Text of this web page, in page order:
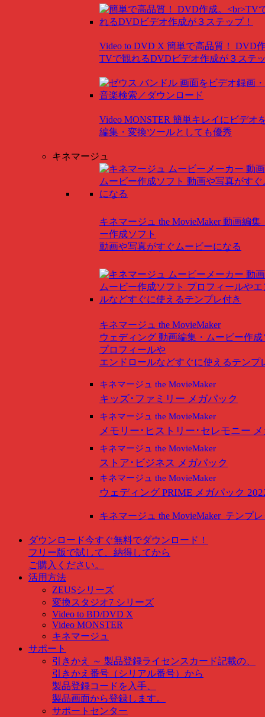
Video to DVD X 簡単で高品質！ DVD
TVで観れるDVDビデオ作成が３ステ
Video MONSTER 簡単キレイにビデオ
編集・変換ツールとしても優秀
キネマージュ
キネマージュ the MovieMaker 動画編集
ー作成ソフト
動画や写真がすぐムービーになる
キネマージュ the MovieMaker
ウェディング 動画編集・ムービー作成
プロフィールや
エンドロールなどすぐに使えるテンプ
キネマージュ the MovieMaker
キッズ･ファミリー メガパック
キネマージュ the MovieMaker
メモリー･ヒストリー･セレモニー
キネマージュ the MovieMaker
ストア･ビジネス メガパック
キネマージュ the MovieMaker
ウェディング PRIME メガパック
キネマージュ the MovieMakerテンプ
ダウンロード今すぐ無料でダウンロード！
フリー版で試して、納得してから
ご購入ください。
活用方法
ZEUSシリーズ
変換スタジオ7 シリーズ
Video to BD/DVD X
Video MONSTER
キネマージュ
サポート
引きかえ ～ 製品登録ライセンスカード記載の、
引きかえ番号（シリアル番号）から
製品登録コードを入手、
製品画面から登録します。
サポートセンター